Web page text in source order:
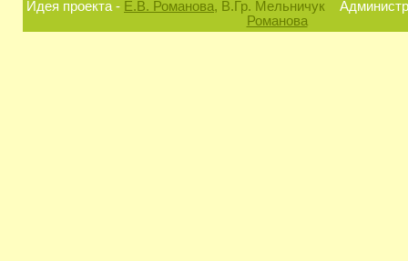
Идея проекта - Е.В. Романова, В.Гр. Мельничук
Романова